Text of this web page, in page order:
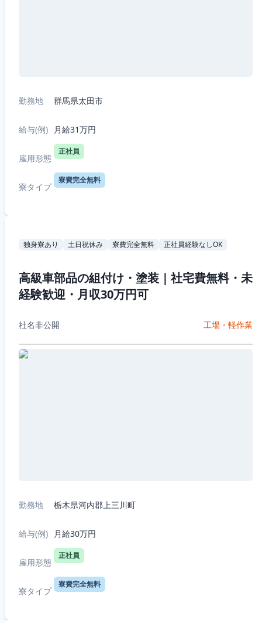
勤務地 群馬県太田市
給与(例) 月給31万円
雇用形態
正社員
寮タイプ
寮費完全無料
独身寮あり 土日祝休み 寮費完全無料 正社員経験なしOK
高級車部品の組付け・塗装｜社宅費無料・未
経験歓迎・月収30万円可
社名非公開 工場・軽作業
勤務地 栃木県河内郡上三川町
給与(例) 月給30万円
雇用形態
正社員
寮タイプ
寮費完全無料